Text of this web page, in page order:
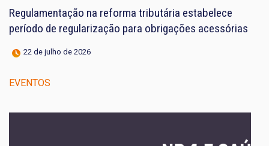
Regulamentação na reforma tributária estabelece
período de regularização para obrigações acessórias
22 de julho de 2026
EVENTOS